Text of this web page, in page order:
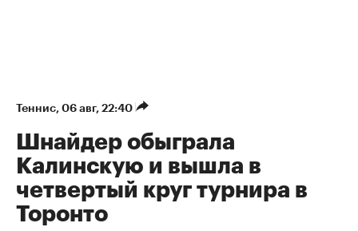
Теннис⁠, 06 авг, 22:40
Шнайдер обыграла
Калинскую и вышла в
четвертый круг турнира в
Торонто